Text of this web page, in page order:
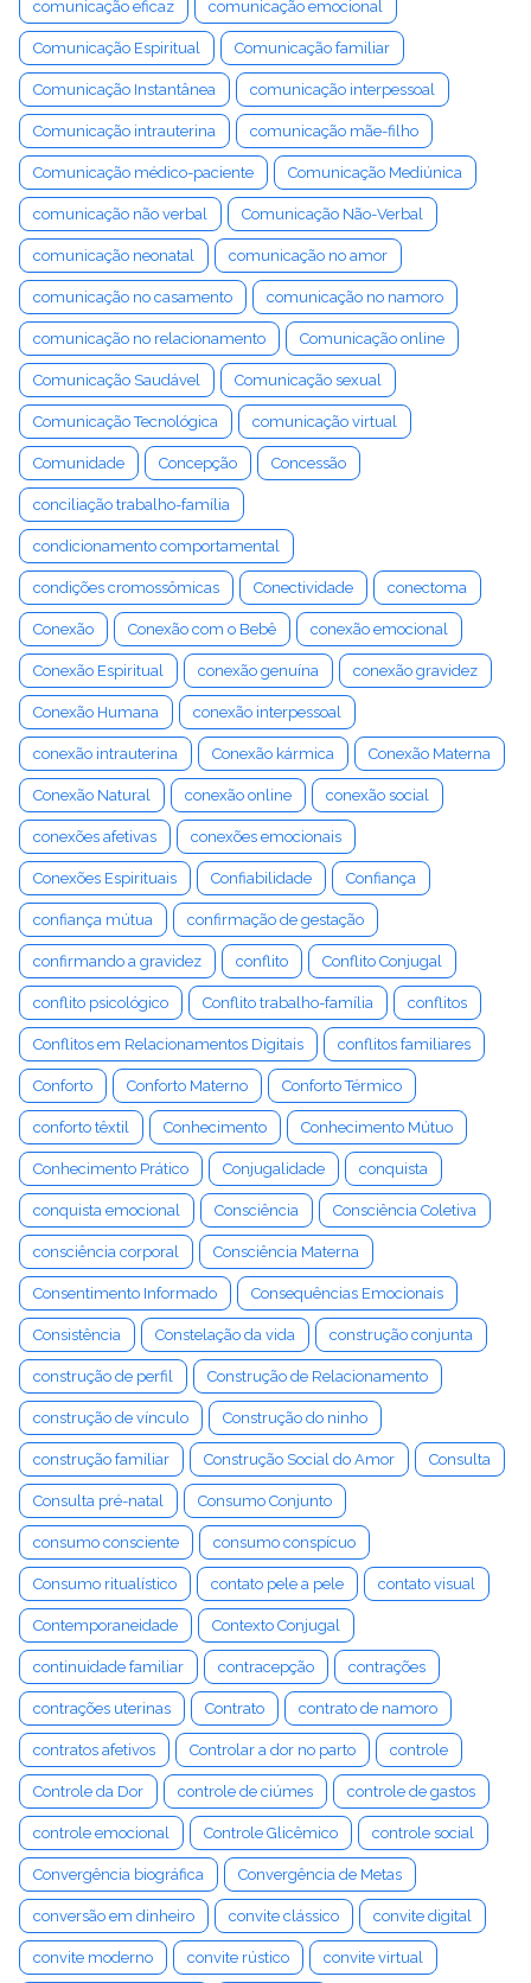
comunicação eficaz comunicação emocional
Comunicação Espiritual Comunicação familiar
Comunicação Instantânea comunicação interpessoal
Comunicação intrauterina comunicação mãe-filho
Comunicação médico-paciente Comunicação Mediúnica
comunicação não verbal Comunicação Não-Verbal
comunicação neonatal comunicação no amor
comunicação no casamento comunicação no namoro
comunicação no relacionamento Comunicação online
Comunicação Saudável Comunicação sexual
Comunicação Tecnológica comunicação virtual
Comunidade Concepção Concessão
conciliação trabalho-família
condicionamento comportamental
condições cromossômicas Conectividade conectoma
Conexão Conexão com o Bebê conexão emocional
Conexão Espiritual conexão genuína conexão gravidez
Conexão Humana conexão interpessoal
conexão intrauterina Conexão kármica Conexão Materna
Conexão Natural conexão online conexão social
conexões afetivas conexões emocionais
Conexões Espirituais Confiabilidade Confiança
confiança mútua confirmação de gestação
confirmando a gravidez conflito Conflito Conjugal
conflito psicológico Conflito trabalho-família conflitos
Conflitos em Relacionamentos Digitais conflitos familiares
Conforto Conforto Materno Conforto Térmico
conforto têxtil Conhecimento Conhecimento Mútuo
Conhecimento Prático Conjugalidade conquista
conquista emocional Consciência Consciência Coletiva
consciência corporal Consciência Materna
Consentimento Informado Consequências Emocionais
Consistência Constelação da vida construção conjunta
construção de perfil Construção de Relacionamento
construção de vínculo Construção do ninho
construção familiar Construção Social do Amor Consulta
Consulta pré-natal Consumo Conjunto
consumo consciente consumo conspícuo
Consumo ritualístico contato pele a pele contato visual
Contemporaneidade Contexto Conjugal
continuidade familiar contracepção contrações
contrações uterinas Contrato contrato de namoro
contratos afetivos Controlar a dor no parto controle
Controle da Dor controle de ciúmes controle de gastos
controle emocional Controle Glicêmico controle social
Convergência biográfica Convergência de Metas
conversão em dinheiro convite clássico convite digital
convite moderno convite rústico convite virtual